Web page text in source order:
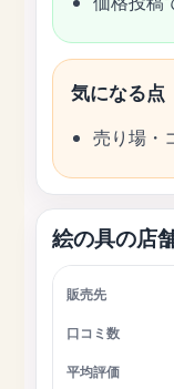
気になる点
売り場・
絵の具の店
店舗 口コ